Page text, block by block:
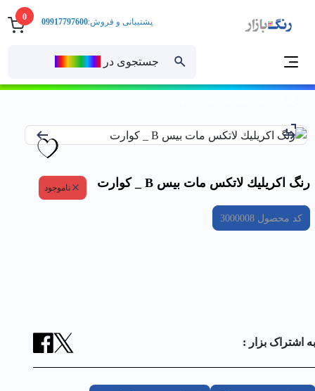
0
جستجوی در
پشتیبانی و فروش:09917797600
رنگ اكريليك لاتكس مات بيس B _ كوارت ناموجود
کد محصول3000008
به اشتراک بزار :